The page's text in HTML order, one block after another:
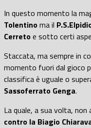
In questo momento la
Tolentinoma il
Cerretoe sotto certi
Staccata, ma sempre in
momento fuori dal gioco
classifica è uguale o
Sassoferrato Genga.
La quale, a sua volta,
contro la Biagio